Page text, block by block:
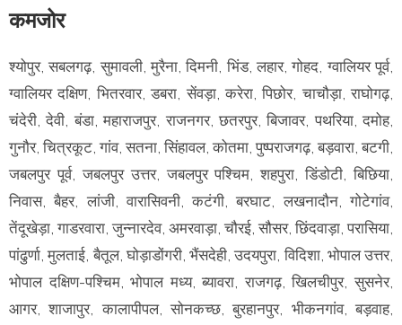
कमजोर
श्योपुर, सबलगढ़, सुमावली, मुरैना, दिमनी, भिंड, लहार, गोहद, ग्वालियर पूर्व,
ग्वालियर दक्षिण, भितरवार, डबरा, सेंवड़ा, करेरा, पिछोर, चाचौड़ा, राघोगढ़,
चंदेरी, देवी, बंडा, महाराजपुर, राजनगर, छतरपुर, बिजावर, पथरिया, दमोह,
गुनौर, चित्रकूट, गांव, सतना, सिंहावल, कोतमा, पुष्पराजगढ़, बड़वारा, बटगी,
जबलपुर पूर्व, जबलपुर उत्तर, जबलपुर पश्चिम, शहपुरा, डिंडोटी, बिछिया,
निवास, बैहर, लांजी, वारासिवनी, कटंगी, बरघाट, लखनादौन, गोटेगांव,
तेंदूखेड़ा, गाडरवारा, जुन्नारदेव, अमरवाड़ा, चौरई, सौसर, छिंदवाड़ा, परासिया,
पांढुर्णा, मुलताई, बैतूल, घोड़ाडोंगरी, भैंसदेही, उदयपुरा, विदिशा, भोपाल उत्तर,
भोपाल दक्षिण-पश्चिम, भोपाल मध्य, ब्यावरा, राजगढ़, खिलचीपुर, सुसनेर,
आगर, शाजापुर, कालापीपल, सोनकच्छ, बुरहानपुर, भीकनगांव, बड़वाह,